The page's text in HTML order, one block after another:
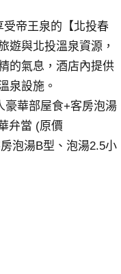
帝王泉的【北投春
遊與北投溫泉資源，
的氣息，酒店內提供
泉設施。
豪華部屋食+客房泡湯
弁當 (原價
泡湯B型、泡湯2.5小